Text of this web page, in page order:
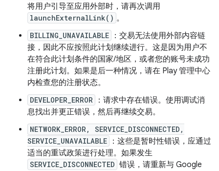
将用户引导至应用外部时，请再次调用
launchExternalLink() 。
BILLING_UNAVAILABLE
：交易无法使用外部内容链
接，因此不应按照此计划继续进行。这是因为用户不
在符合此计划条件的国家/地区，或者您的账号未成功
注册此计划。如果是后一种情况，请在 Play 管理中心
内检查您的注册状态。
DEVELOPER_ERROR
：请求中存在错误。使用调试消
息找出并更正错误，然后再继续交易。
NETWORK_ERROR, SERVICE_DISCONNECTED,
SERVICE_UNAVAILABLE
：这些是暂时性错误，应通过
适当的重试政策进行处理。如果发生
SERVICE_DISCONNECTED 错误，请重新与 Google